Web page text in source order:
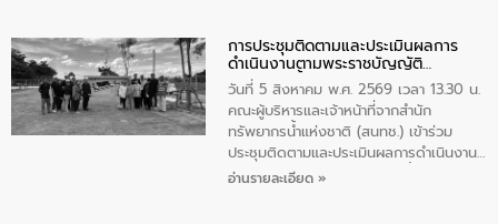
การประชุมติดตามและประเมินผลการ
ดำเนินงานตามพระราชบัญญัติ
ทรัพยากรน้ำ พ.ศ. 2561 ประจำ
ปีงบประมาณ พ.ศ. 2569
วันที่ 5 สิงหาคม พ.ศ. 2569 เวลา 13.30 น.
คณะผู้บริหารและเจ้าหน้าที่จากสำนัก
ทรัพยากรน้ำแห่งชาติ (สนทช.) เข้าร่วม
ประชุมติดตามและประเมินผลการดำเนินงาน
ตามพระราชบัญญัติทรัพยากรน้ำ พ.ศ. 2561
อ่านรายละเอียด »